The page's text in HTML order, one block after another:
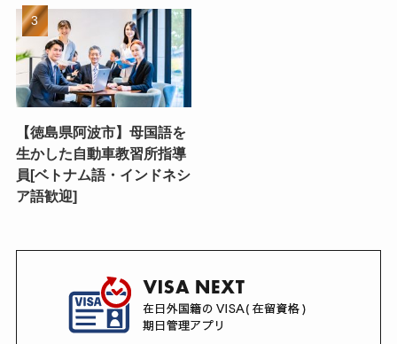
【徳島県阿波市】母国語を
生かした自動車教習所指導
員[ベトナム語・インドネシ
ア語歓迎]